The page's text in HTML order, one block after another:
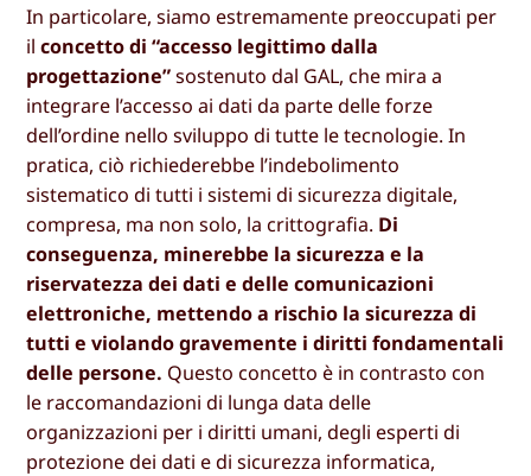
In particolare, siamo estremamente preoccupati per
ilconcetto di “accesso legittimo dalla
progettazione”sostenuto dal GAL, che mira a
integrare l’accesso ai dati da parte delle forze
dell’ordine nello sviluppo di tutte le tecnologie. In
pratica, ciò richiederebbe l’indebolimento
sistematico di tutti i sistemi di sicurezza digitale,
compresa, ma non solo, la crittografia. Di
conseguenza, minerebbe la sicurezza e la
riservatezza dei dati e delle comunicazioni
elettroniche, mettendo a rischio la sicurezza di
tutti e violando gravemente i diritti fondamentali
delle persone. Questo concetto è in contrasto con
le raccomandazioni di lunga data delle
organizzazioni per i diritti umani, degli esperti di
protezione dei dati e di sicurezza informatica,